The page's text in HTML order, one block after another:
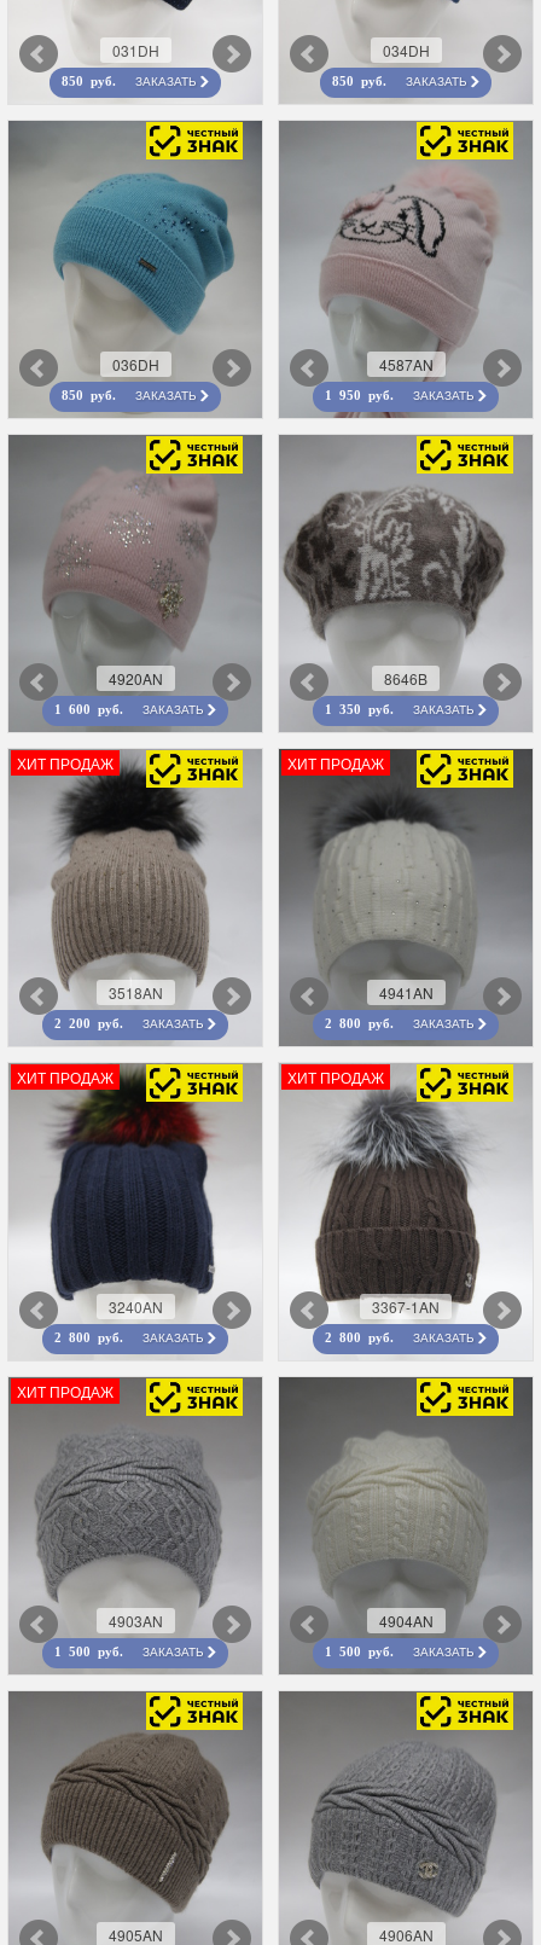
031DH
850 руб. ЗАКАЗАТЬ
034DH
850 руб. ЗАКАЗАТЬ
036DH
850 руб. ЗАКАЗАТЬ
4587AN
1 950 руб. ЗАКАЗАТЬ
4920AN
1 600 руб. ЗАКАЗАТЬ
8646B
1 350 руб. ЗАКАЗАТЬ
ХИТ ПРОДАЖ
3518AN
2 200 руб. ЗАКАЗАТЬ
ХИТ ПРОДАЖ
4941AN
2 800 руб. ЗАКАЗАТЬ
ХИТ ПРОДАЖ
3240AN
2 800 руб. ЗАКАЗАТЬ
ХИТ ПРОДАЖ
3367-1AN
2 800 руб. ЗАКАЗАТЬ
ХИТ ПРОДАЖ
4903AN
1 500 руб. ЗАКАЗАТЬ
4904AN
1 500 руб. ЗАКАЗАТЬ
4905AN 4906AN